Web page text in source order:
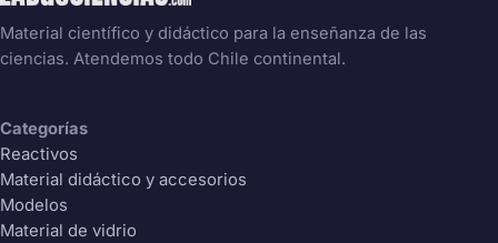
Material científico y didáctico para la enseñanza de las
ciencias. Atendemos todo Chile continental.
Categorías
Reactivos
Material didáctico y accesorios
Modelos
Material de vidrio